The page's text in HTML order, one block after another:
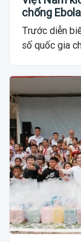
chống Ebola
Trước diễn
số quốc gia